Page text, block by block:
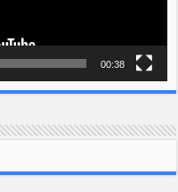
00:38